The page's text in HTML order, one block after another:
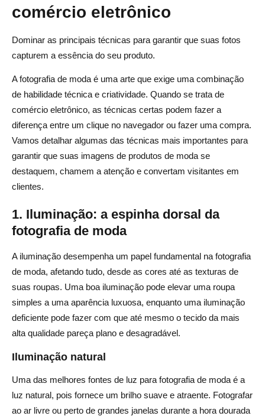
comércio eletrônico
Dominar as principais técnicas para garantir que suas fotos
capturem a essência do seu produto.
A fotografia de moda é uma arte que exige uma combinação
de habilidade técnica e criatividade. Quando se trata de
comércio eletrônico, as técnicas certas podem fazer a
diferença entre um clique no navegador ou fazer uma compra.
Vamos detalhar algumas das técnicas mais importantes para
garantir que suas imagens de produtos de moda se
destaquem, chamem a atenção e convertam visitantes em
clientes.
1. Iluminação: a espinha dorsal da
fotografia de moda
A iluminação desempenha um papel fundamental na fotografia
de moda, afetando tudo, desde as cores até as texturas de
suas roupas. Uma boa iluminação pode elevar uma roupa
simples a uma aparência luxuosa, enquanto uma iluminação
deficiente pode fazer com que até mesmo o tecido da mais
alta qualidade pareça plano e desagradável.
Iluminação natural
Uma das melhores fontes de luz para fotografia de moda é a
luz natural, pois fornece um brilho suave e atraente. Fotografar
ao ar livre ou perto de grandes janelas durante a hora dourada